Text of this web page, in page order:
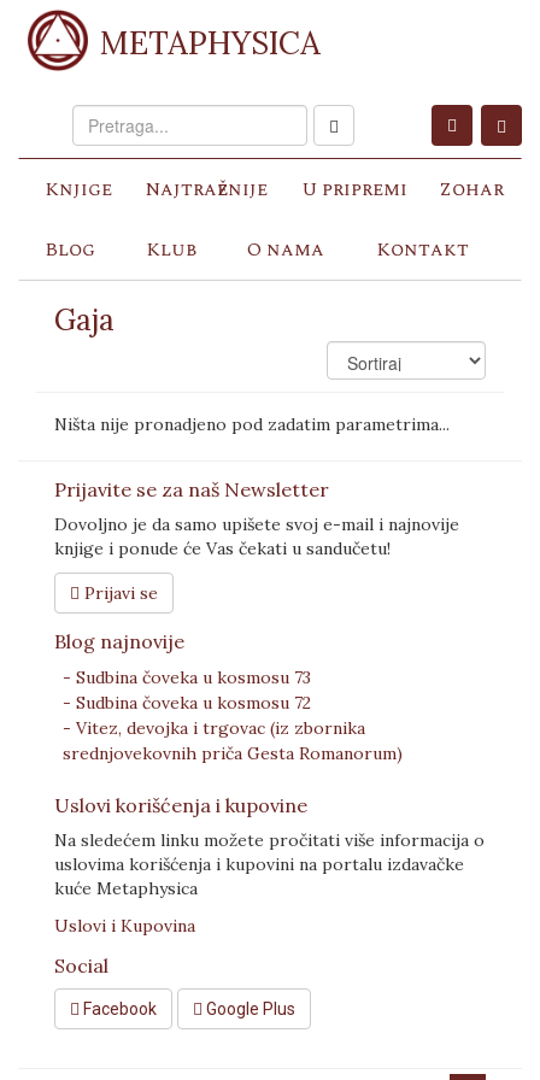
METAPHYSICA
Knjige Najtraženije U pripremi Zohar
Blog Klub O nama Kontakt
Gaja
Ništa nije pronadjeno pod zadatim parametrima...
Prijavite se za naš Newsletter
Dovoljno je da samo upišete svoj e-mail i najnovije
knjige i ponude će Vas čekati u sandučetu!
Prijavi se
Blog najnovije
- Sudbina čoveka u kosmosu 73
- Sudbina čoveka u kosmosu 72
- Vitez, devojka i trgovac (iz zbornika
srednjovekovnih priča Gesta Romanorum)
Uslovi korišćenja i kupovine
Na sledećem linku možete pročitati više informacija o
uslovima korišćenja i kupovini na portalu izdavačke
kuće Metaphysica
Uslovi i Kupovina
Social
Facebook Google Plus